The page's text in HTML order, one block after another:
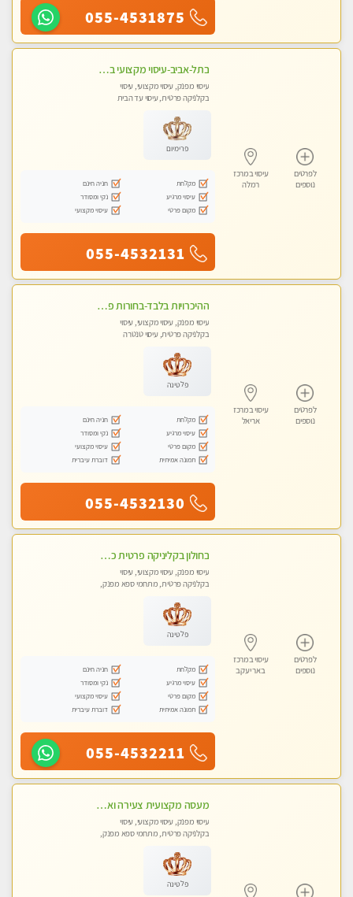
055-4531875
לפרטים
נוספים
עיסוי במרכז
רמלה
בתל-אביב-עיסוי מקצועי ברמה אחת מעל הכולל אבנים חמות רקמות עמוק בשילוב של כל סוגי העיסוי.
עיסוי מפנק, עיסוי מקצועי, עיסוי
בקלניקה פרטית, עיסוי עד הבית
פרימיום
מקלחת
חניה חינם
עיסוי מרגיע
נקי ומסודר
מקום פרטי
עיסוי מקצועי
055-4532131
לפרטים
נוספים
עיסוי במרכז
אריאל
ההיכרויות בלבד-בחורות פרטיות ברמה גבוהה לקשר דיסקרטי עם תמיכה-לא עיסוי !!!
עיסוי מפנק, עיסוי מקצועי, עיסוי
בקלניקה פרטית, עיסוי טנטרה
פלטינה
מקלחת
חניה חינם
עיסוי מרגיע
נקי ומסודר
מקום פרטי
עיסוי מקצועי
תמונה אמיתית
דוברת עיברית
055-4532130
לפרטים
נוספים
עיסוי במרכז
באר יעקב
בחולון בקליניקה פרטית כל סוגי העיסויים מעסה מקצועית ואיכותית פרטי!!
עיסוי מפנק, עיסוי מקצועי, עיסוי
בקלניקה פרטית, מתחמי ספא מפנק,
פלטינה
מקלחת
חניה חינם
עיסוי מרגיע
נקי ומסודר
מקום פרטי
עיסוי מקצועי
תמונה אמיתית
דוברת עיברית
055-4532211
מעסה מקצועית צעירה ואיכותית פרטי!!!בראשון- לציון
עיסוי מפנק, עיסוי מקצועי, עיסוי
בקלניקה פרטית, מתחמי ספא מפנק,
פלטינה